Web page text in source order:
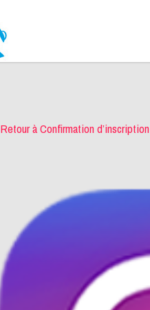
Retour à Confirmation d’inscription